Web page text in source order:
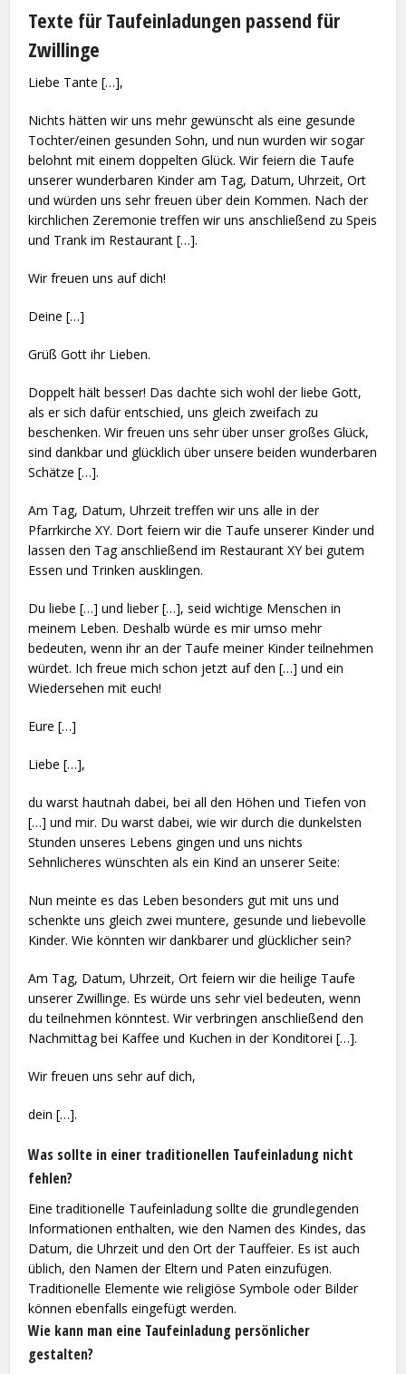
Texte für Taufeinladungen passend für
Zwillinge
Liebe Tante […],
Nichts hätten wir uns mehr gewünscht als eine gesunde
Tochter/einen gesunden Sohn, und nun wurden wir sogar
belohnt mit einem doppelten Glück. Wir feiern die Taufe
unserer wunderbaren Kinder am Tag, Datum, Uhrzeit, Ort
und würden uns sehr freuen über dein Kommen. Nach der
kirchlichen Zeremonie treffen wir uns anschließend zu Speis
und Trank im Restaurant […].
Wir freuen uns auf dich!
Deine […]
Grüß Gott ihr Lieben.
Doppelt hält besser! Das dachte sich wohl der liebe Gott,
als er sich dafür entschied, uns gleich zweifach zu
beschenken. Wir freuen uns sehr über unser großes Glück,
sind dankbar und glücklich über unsere beiden wunderbaren
Schätze […].
Am Tag, Datum, Uhrzeit treffen wir uns alle in der
Pfarrkirche XY. Dort feiern wir die Taufe unserer Kinder und
lassen den Tag anschließend im Restaurant XY bei gutem
Essen und Trinken ausklingen.
Du liebe […] und lieber […], seid wichtige Menschen in
meinem Leben. Deshalb würde es mir umso mehr
bedeuten, wenn ihr an der Taufe meiner Kinder teilnehmen
würdet. Ich freue mich schon jetzt auf den […] und ein
Wiedersehen mit euch!
Eure […]
Liebe […],
du warst hautnah dabei, bei all den Höhen und Tiefen von
[…] und mir. Du warst dabei, wie wir durch die dunkelsten
Stunden unseres Lebens gingen und uns nichts
Sehnlicheres wünschten als ein Kind an unserer Seite:
Nun meinte es das Leben besonders gut mit uns und
schenkte uns gleich zwei muntere, gesunde und liebevolle
Kinder. Wie könnten wir dankbarer und glücklicher sein?
Am Tag, Datum, Uhrzeit, Ort feiern wir die heilige Taufe
unserer Zwillinge. Es würde uns sehr viel bedeuten, wenn
du teilnehmen könntest. Wir verbringen anschließend den
Nachmittag bei Kaffee und Kuchen in der Konditorei […].
Wir freuen uns sehr auf dich,
dein […].
Was sollte in einer traditionellen Taufeinladung nicht
fehlen?
Eine traditionelle Taufeinladung sollte die grundlegenden
Informationen enthalten, wie den Namen des Kindes, das
Datum, die Uhrzeit und den Ort der Tauffeier. Es ist auch
üblich, den Namen der Eltern und Paten einzufügen.
Traditionelle Elemente wie religiöse Symbole oder Bilder
können ebenfalls eingefügt werden.
Wie kann man eine Taufeinladung persönlicher
gestalten?